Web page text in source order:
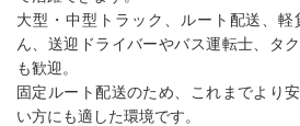
大型・中型トラック、ルート配送、
ん、送迎ドライバーやバス運転士、タ
も歓迎。
固定ルート配送のため、これまでより
い方にも適した環境です。